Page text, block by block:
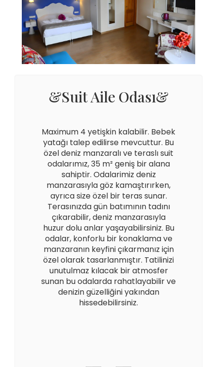
&Suit Aile Odası&
Maximum 4 yetişkin kalabilir. Bebek
yatağı talep edilirse mevcuttur. Bu
özel deniz manzaralı ve teraslı suit
odalarımız, 35 m² geniş bir alana
sahiptir. Odalarimiz deniz
manzarasıyla göz kamaştırırken,
ayrıca size özel bir teras sunar.
Terasınızda gün batımının tadını
çıkarabilir, deniz manzarasıyla
huzur dolu anlar yaşayabilirsiniz. Bu
odalar, konforlu bir konaklama ve
manzaranın keyfini çıkarmanız için
özel olarak tasarlanmıştır. Tatilinizi
unutulmaz kılacak bir atmosfer
sunan bu odalarda rahatlayabilir ve
denizin güzelliğini yakından
hissedebilirsiniz.